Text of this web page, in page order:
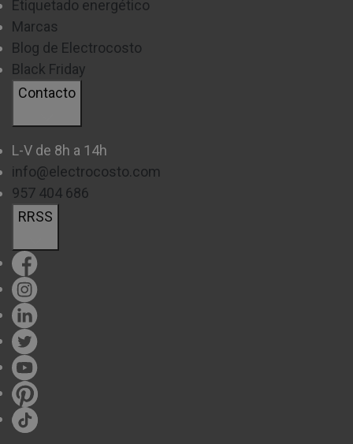
Etiquetado energético
Marcas
Blog de Electrocosto
Black Friday
Contacto
L-V de 8h a 14h
info@electrocosto.com
957 404 686
RRSS